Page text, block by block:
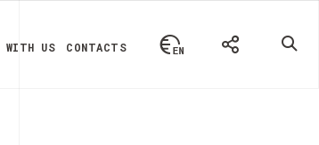
WITH US CONTACTS